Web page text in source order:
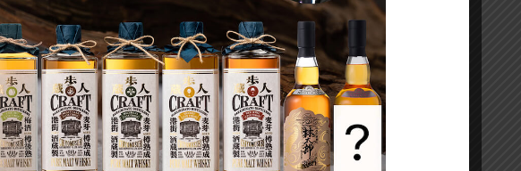
是解封後第一場大型酒展，或許會有一波爆發性